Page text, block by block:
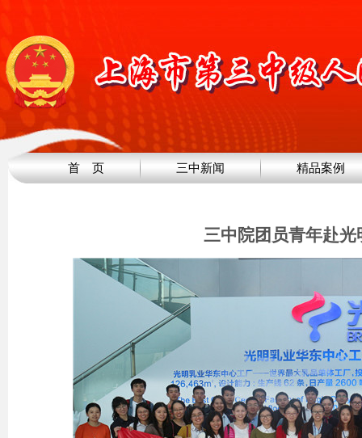
首 页 三中新闻 精品案例
三中院团员青年赴